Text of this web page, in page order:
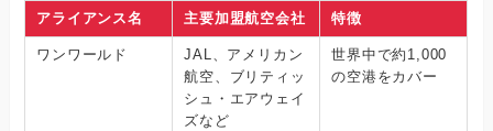
アライアンス名 主要加盟航空会社 特徴
ワンワールド
JAL、アメリカン
航空、ブリティッ
シュ・エアウェイ
ズなど
世界中で約1,000
の空港をカバー